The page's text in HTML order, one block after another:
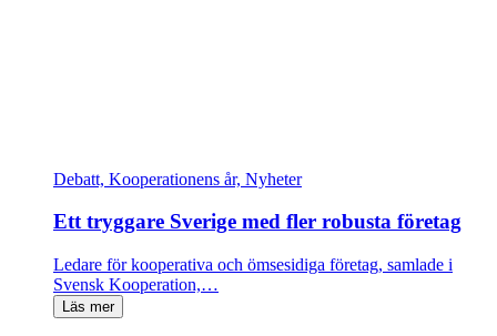
Debatt, Kooperationens år, Nyheter
Ett tryggare Sverige med fler robusta företag
Ledare för kooperativa och ömsesidiga företag, samlade i
Svensk Kooperation,…
Läs mer